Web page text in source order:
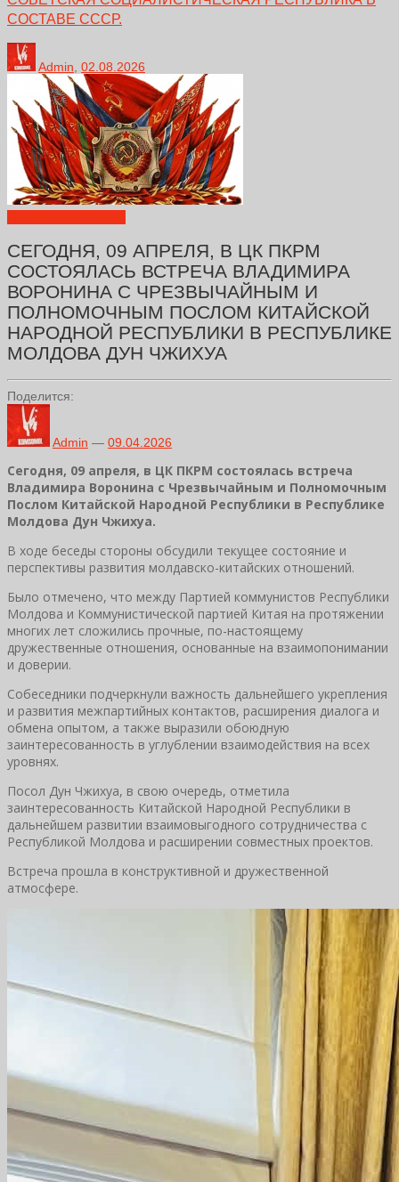
СОСТАВЕ СССР.
Admin 02.08.2026
СЕГОДНЯ, 09 АПРЕЛЯ, В ЦК ПКРМ
СОСТОЯЛАСЬ ВСТРЕЧА ВЛАДИМИРА
ВОРОНИНА С ЧРЕЗВЫЧАЙНЫМ И
ПОЛНОМОЧНЫМ ПОСЛОМ КИТАЙСКОЙ
НАРОДНОЙ РЕСПУБЛИКИ В РЕСПУБЛИКЕ
МОЛДОВА ДУН ЧЖИХУА
Поделится:
Admin — 09.04.2026
Сегодня, 09 апреля, в ЦК ПКРМ состоялась встреча
Владимира Воронина с Чрезвычайным и Полномочным
Послом Китайской Народной Республики в Республике
Молдова Дун Чжихуа.
В ходе беседы стороны обсудили текущее состояние и
перспективы развития молдавско-китайских отношений.
Было отмечено, что между Партией коммунистов Республики
Молдова и Коммунистической партией Китая на протяжении
многих лет сложились прочные, по-настоящему
дружественные отношения, основанные на взаимопонимании
и доверии.
Собеседники подчеркнули важность дальнейшего укрепления
и развития межпартийных контактов, расширения диалога и
обмена опытом, а также выразили обоюдную
заинтересованность в углублении взаимодействия на всех
уровнях.
Посол Дун Чжихуа, в свою очередь, отметила
заинтересованность Китайской Народной Республики в
дальнейшем развитии взаимовыгодного сотрудничества с
Республикой Молдова и расширении совместных проектов.
Встреча прошла в конструктивной и дружественной
атмосфере.